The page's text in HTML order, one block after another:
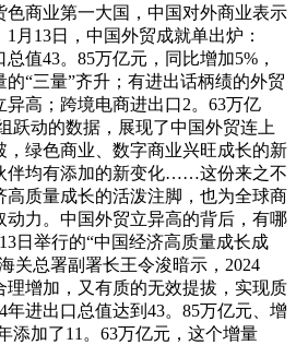
色商业第一大国，中国对外商业表示
月13日，中国外贸成就单出炉：
值43。85万亿元，同比增加5%，
“三量”齐升；有进出话柄绩的外贸
异高；跨境电商进出口2。63万亿
跃动的数据，展现了中国外贸连上
，绿色商业、数字商业兴旺成长的新
伴均有添加的新变化……这份来之不
高质量成长的活泼注脚，也为全球商
动力。中国外贸立异高的背后，有哪
日举行的“中国经济高质量成长成
关总署副署长王令浚暗示，2024
理增加，又有质的无效提拔，实现质
年进出口总值达到43。85万亿元、增
添加了11。63万亿元，这个增量